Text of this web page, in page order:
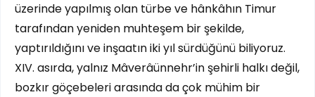
üzerinde yapılmış olan türbe ve hânkâhın Timur
tarafından yeniden muhteşem bir şekilde,
yaptırıldığını ve inşaatın iki yıl sürdüğünü biliyoruz.
XIV. asırda, yalnız Mâverâünnehr’in şehirli halkı değil,
bozkır göçebeleri arasında da çok mühim bir